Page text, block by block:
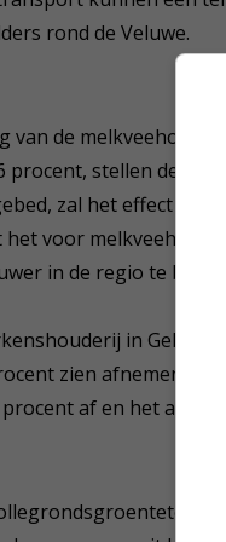
rond de Veluwe.
van de
stellen de
zal het effect
het voor
in de regio te
in
zien afnemen. In
af en het aantal